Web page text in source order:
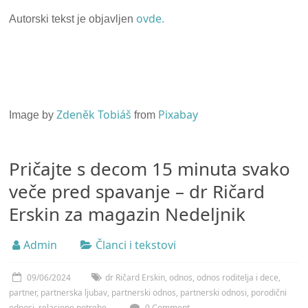
Autorski tekst je objavljen ovde.
Image byZdeněk Tobiáš from Pixabay
Pričajte s decom 15 minuta svako
veče pred spavanje – dr Ričard
Erskin za magazin Nedeljnik
Admin Članci i tekstovi
09/06/2024 dr Ričard Erskin,odnos,odnos roditelja i dece,
partner, partnerska ljubav, partnerski odnos, partnerski odnosi, porodični